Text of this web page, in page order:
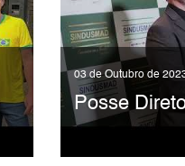
03 de Outubro de
Posse